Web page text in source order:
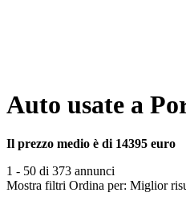
Auto usate a
Il prezzo medio è di 14395 euro
1 - 50 di 373 annunci
Mostra filtri Ordina per: Miglior